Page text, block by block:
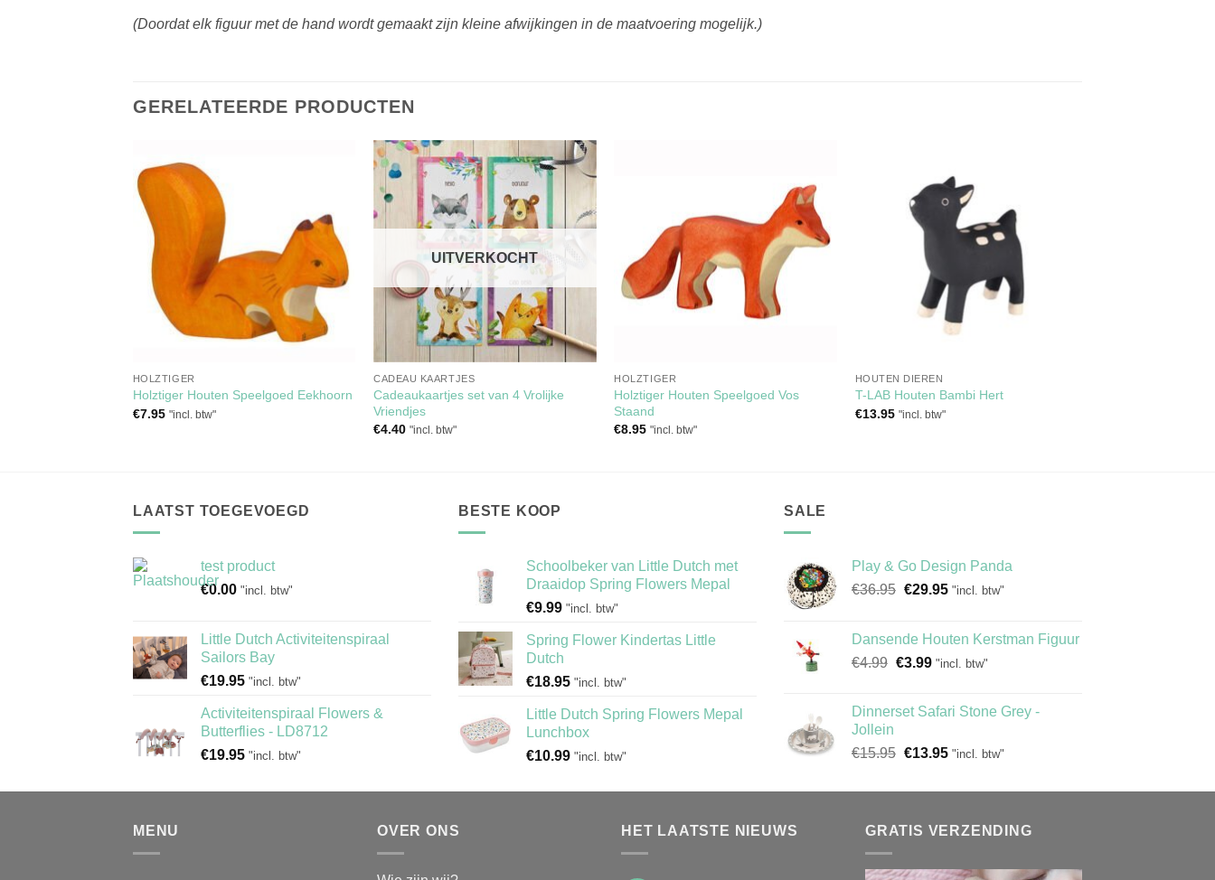
(Doordat elk figuur met de hand wordt gemaakt zijn kleine afwijkingen in de maatvoering mogelijk.)
GERELATEERDE PRODUCTEN
verlanglijst
HOLZTIGER
Holztiger Houten Speelgoed Eekhoorn
€7.95 "incl. btw"
aan
verlanglijst
UITVERKOCHT
CADEAU KAARTJES
Cadeaukaartjes set van 4 Vrolijke
Vriendjes
€4.40 "incl. btw"
Toevoegen
aan
verlanglijst
HOLZTIGER
Holztiger Houten Speelgoed Vos
Staand
€8.95 "incl. btw"
verlanglijst
HOUTEN DIEREN
T-LAB Houten Bambi Hert
€13.95 "incl. btw"
LAATST TOEGEVOEGD
test product
€0.00 "incl. btw"
Little Dutch Activiteitenspiraal
Sailors Bay
€19.95 "incl. btw"
Activiteitenspiraal Flowers &
Butterflies - LD8712
€19.95 "incl. btw"
BESTE KOOP
Schoolbeker van Little Dutch met
Draaidop Spring Flowers Mepal
€9.99 "incl. btw"
Spring Flower Kindertas Little
Dutch
€18.95 "incl. btw"
Little Dutch Spring Flowers Mepal
Lunchbox
€10.99 "incl. btw"
SALE
Play & Go Design Panda
€36.95 Oorspronkelijke
€36.95.
€29.95Huidige
€29.95.
"incl. btw"
Dansende Houten Kerstman Figuur
€4.99 Oorspronkelijke
€4.99.
€3.99Huidige
€3.99.
"incl. btw"
Dinnerset Safari Stone Grey -
Jollein
€15.95 Oorspronkelijke
was:
€13.95Huidige
is:
"incl. btw"
MENU OVER ONS HET LAATSTE NIEUWS GRATIS VERZENDING